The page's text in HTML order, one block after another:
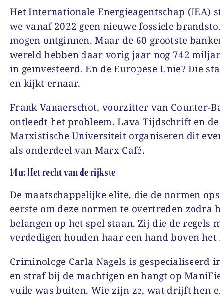
Het Internationale Energieagentschap (IEA)
we vanaf 2022 geen nieuwe fossiele
mogen ontginnen. Maar de 60 grootste
wereld hebben daar vorig jaar nog 742
in geïnvesteerd. En de Europese Unie? Die
en kijkt ernaar.
Frank Vanaerschot, voorzitter van Counter-
ontleedt het probleem. Lava Tijdschrift en de
Marxistische Universiteit organiseren dit
als onderdeel van Marx Café.
14u: Het recht van de rijkste
De maatschappelijke elite, die de normen
eerste om deze normen te overtreden zodra
belangen op het spel staan. Zij die de regels
verdedigen houden haar een hand boven het
Criminologe Carla Nagels is gespecialiseerd
en straf bij de machtigen en hangt op
vuile was buiten. Wie zijn ze, wat drijft hen